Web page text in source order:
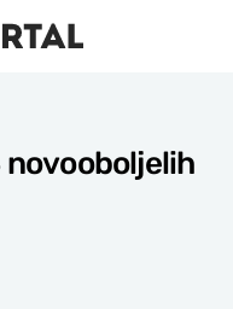
novooboljelih